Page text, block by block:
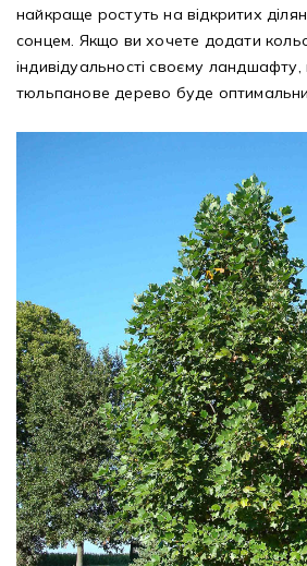
найкраще ростуть на відкритих
сонцем. Якщо ви хочете додати
індивідуальності своєму
тюльпанове дерево буде